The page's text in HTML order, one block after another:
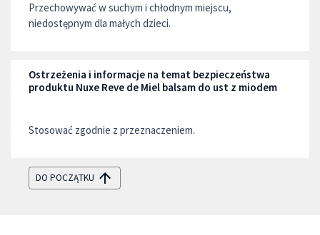
Przechowywać w suchym i chłodnym miejscu,
niedostępnym dla małych dzieci.
Ostrzeżenia i informacje na temat bezpieczeństwa
produktu Nuxe Reve de Miel balsam do ust z miodem
Stosować zgodnie z przeznaczeniem.
DO POCZĄTKU